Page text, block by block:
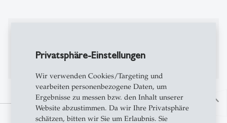
Privatsphäre-Einstellungen
Wir verwenden Cookies/Targeting und
vearbeiten personenbezogene Daten, um
Ergebnisse zu messen bzw. den Inhalt unserer
Website abzustimmen. Da wir Ihre Privatsphäre
schätzen, bitten wir Sie um Erlaubnis. Sie
Bisher keine Publikationen auf Alexandria
north